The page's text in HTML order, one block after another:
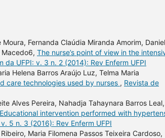
Fernanda Claúdia Miranda Amorim, Daniel
Macedo6, The nurse’s point of view in the
da UFPI: v. 3 n. 2 (2014): Rev Enferm UFPI
Helena Barros Araújo Luz, Telma Maria
care technologies used by nurses , Revista de
Alves Pereira, Nahadja Tahaynara Barros Leal,
Educational intervention performed with
5 n. 3 (2016): Rev Enferm UFPI
Maria Filomena Passos Teixeira Cardoso,